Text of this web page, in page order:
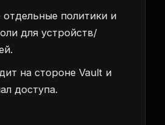
отдельные политики и
для устройств/
на стороне Vault и
доступа.